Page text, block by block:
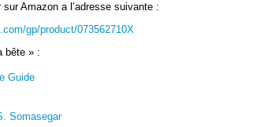
sur Amazon a l’adresse suivante :
gp/product/073562710X
bête » :
Guide
Somasegar